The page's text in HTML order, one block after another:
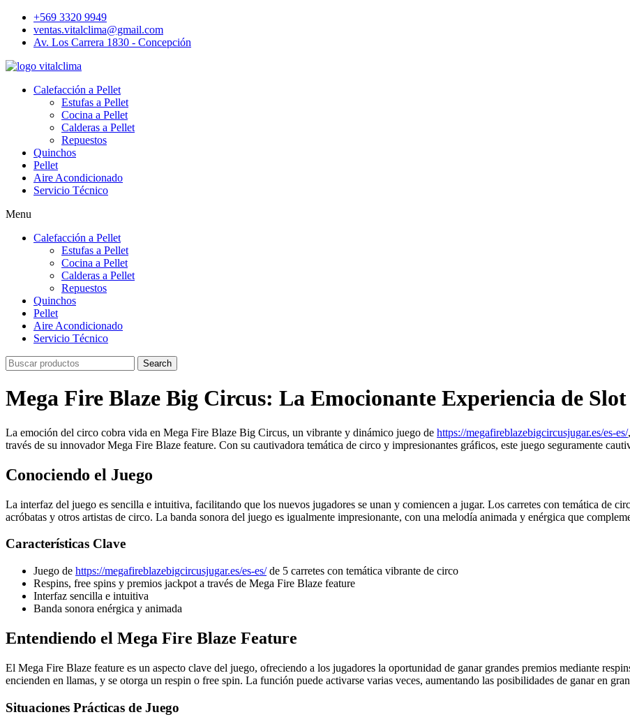
+569 3320 9949
ventas.vitalclima@gmail.com
Av. Los Carrera 1830 - Concepción
Calefacción a Pellet
Estufas a Pellet
Cocina a Pellet
Calderas a Pellet
Repuestos
Quinchos
Pellet
Aire Acondicionado
Servicio Técnico
Menu
Calefacción a Pellet
Estufas a Pellet
Cocina a Pellet
Calderas a Pellet
Repuestos
Quinchos
Pellet
Aire Acondicionado
Servicio Técnico
Search
Mega Fire Blaze Big Circus: La Emocionante Experiencia de
La emoción del circo cobra vida en Mega Fire Blaze Big Circus, un vibrante y dinámico juego de https://megafireblazebigcircusjugar.es/es-es/
través de su innovador Mega Fire Blaze feature. Con su cautivadora temática de circo y impresionantes gráficos, este juego seguramente
Conociendo el Juego
La interfaz del juego es sencilla e intuitiva, facilitando que los nuevos jugadores se unan y comiencen a jugar. Los carretes con temática de
acróbatas y otros artistas de circo. La banda sonora del juego es igualmente impresionante, con una melodía animada y enérgica que
Características Clave
Juego de https://megafireblazebigcircusjugar.es/es-es/de 5 carretes con temática vibrante de circo
Respins, free spins y premios jackpot a través de Mega Fire Blaze feature
Interfaz sencilla e intuitiva
Banda sonora enérgica y animada
Entendiendo el Mega Fire Blaze Feature
El Mega Fire Blaze feature es un aspecto clave del juego, ofreciendo a los jugadores la oportunidad de ganar grandes premios mediante
encienden en llamas, y se otorga un respin o free spin. La función puede activarse varias veces, aumentando las posibilidades de ganar en
Situaciones Prácticas de Juego